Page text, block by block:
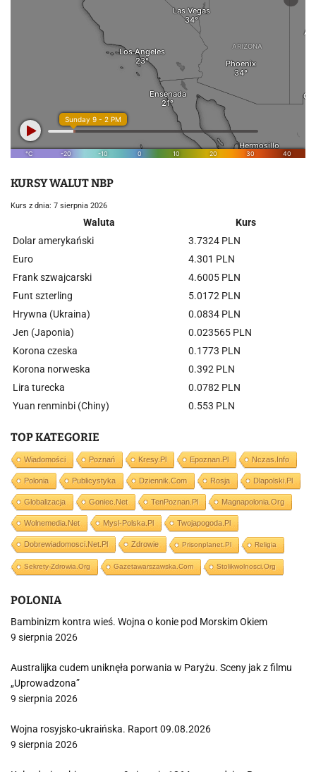
KURSY WALUT NBP
Kurs z dnia: 7 sierpnia 2026
Waluta
Kurs
Dolar amerykański
3.7324 PLN
Euro
4.301 PLN
Frank szwajcarski
4.6005 PLN
Funt szterling
5.0172 PLN
Hrywna (Ukraina)
0.0834 PLN
Jen (Japonia)
0.023565 PLN
Korona czeska
0.1773 PLN
Korona norweska
0.392 PLN
Lira turecka
0.0782 PLN
Yuan renminbi (Chiny)
0.553 PLN
TOP KATEGORIE
Wiadomości Poznań Kresy.pl Epoznan.pl Nczas.info
Polonia Publicystyka Dziennik.com Rosja Dlapolski.pl
Globalizacja Goniec.net TenPoznan.pl Magnapolonia.org
Wolnemedia.net Mysl-Polska.pl Twojapogoda.pl
Dobrewiadomosci.net.pl Zdrowie Prisonplanet.pl Religia
Sekrety-Zdrowia.org Gazetawarszawska.com Stolikwolnosci.org
POLONIA
Bambinizm kontra wieś. Wojna o konie pod Morskim Okiem
9 sierpnia 2026
Australijka cudem uniknęła porwania w Paryżu. Sceny jak z filmu
„Uprowadzona”
9 sierpnia 2026
Wojna rosyjsko-ukraińska. Raport 09.08.2026
9 sierpnia 2026